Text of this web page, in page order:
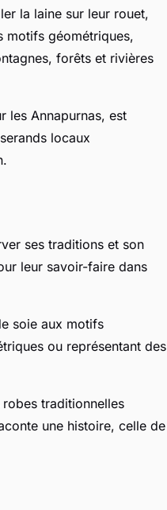
la laine sur leur rouet,
motifs géométriques,
forêts et rivières
les Annapurnas, est
locaux
ses traditions et son
leur savoir-faire dans
soie aux motifs
ou représentant des
traditionnelles
une histoire, celle de